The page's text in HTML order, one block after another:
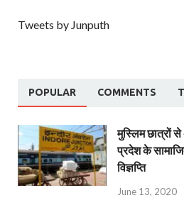
Tweets by Junputh
POPULAR COMMENTS
मुस्लिम छात्रों
प्रदेश के
विज्ञप्ति
June 13, 2020